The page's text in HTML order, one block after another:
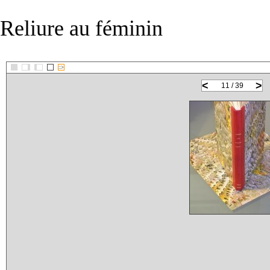
Reliure au féminin
::>
< >
11 / 39